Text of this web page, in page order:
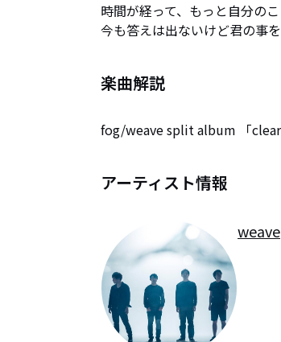
時間が経って、もっと自分の
今も答えは出ないけど君の事を
楽曲解説
fog/weave split album 「clear
アーティスト情報
weave